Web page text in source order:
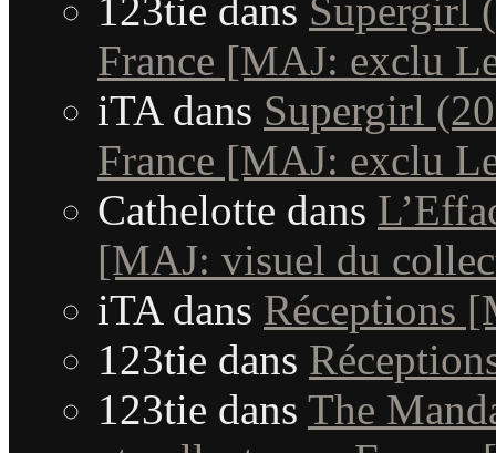
123tie dans Supergirl
France [MAJ: exclu
iTAdans Supergirl
France [MAJ: exclu
Cathelotte dans
[MAJ: visuel du
iTAdans Réceptions
123tie dans
123tie dans The